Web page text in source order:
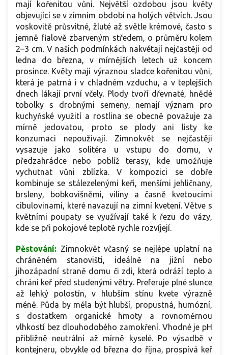
mají kořenitou vůni. Největší ozdobou jsou květy
objevující se v zimním období na holých větvích. Jsou
voskovitě průsvitné, žluté až světle krémové, často s
jemně fialově zbarveným středem, o průměru kolem
2–3 cm. V našich podmínkách nakvétají nejčastěji od
ledna do března, v mírnějších letech už koncem
prosince. Květy mají výraznou sladce kořenitou vůni,
která je patrná i v chladném vzduchu, a v teplejších
dnech lákají první včely. Plody tvoří dřevnaté, hnědé
tobolky s drobnými semeny, nemají význam pro
kuchyňské využití a rostlina se obecně považuje za
mírně jedovatou, proto se plody ani listy ke
konzumaci nepoužívají. Zimnokvět se nejčastěji
vysazuje jako solitéra u vstupu do domu, v
předzahrádce nebo poblíž terasy, kde umožňuje
vychutnat vůni zblízka. V kompozici se dobře
kombinuje se stálezelenými keři, menšími jehličnany,
brsleny, bobkovišněmi, vilíny a časně kvetoucími
cibulovinami, které navazují na zimní kvetení. Větve s
květními poupaty se využívají také k řezu do vázy,
kde se při pokojové teplotě rychle rozvíjejí.
Pěstování: Zimnokvět včasný se nejlépe uplatní na
chráněném stanovišti, ideálně na jižní nebo
jihozápadní straně domu či zdi, která odráží teplo a
chrání keř před studenými větry. Preferuje plné slunce
až lehký polostín, v hlubším stínu kvete výrazně
méně. Půda by měla být hlubší, propustná, humózní,
s dostatkem organické hmoty a rovnoměrnou
vlhkostí bez dlouhodobého zamokření. Vhodné je pH
přibližně neutrální až mírně kyselé. Po výsadbě v
kontejneru, obvykle od března do října, prospívá keř